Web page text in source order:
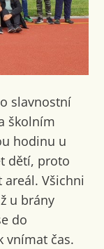
slavnostní
školním
hodinu u
dětí, proto
Všichni
u brány
do
vnímat čas.